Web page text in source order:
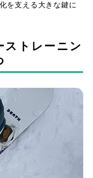
を支える大きな鍵に
ストレーニン